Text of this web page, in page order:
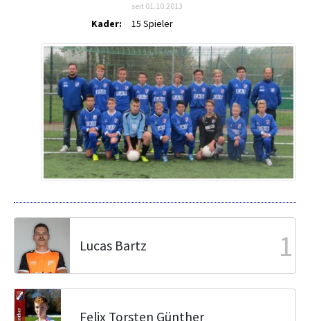
seit 01.10.2013
Kader: 15 Spieler
Lucas Bartz 1
Felix Torsten Günther